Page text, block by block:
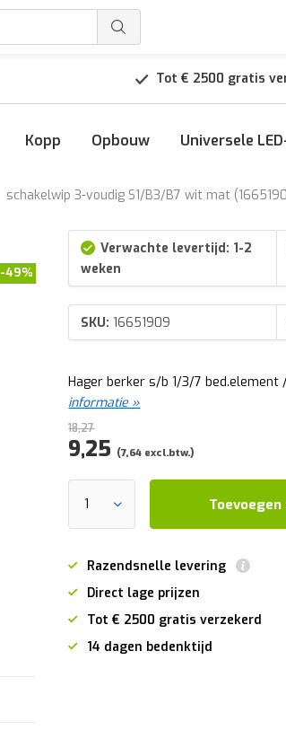
Tot € 2500 gratis
Kopp Opbouw Universele
schakelwip 3-voudig S1/B3/B7 wit mat
-49%
Verwachte levertijd: 1-2
weken
SKU: 16651909
Hager berker s/b 1/3/7 bed.element
informatie »
18,27
9,25 (7,64 excl.btw.)
Razendsnelle levering
Direct lage prijzen
Tot € 2500 gratis verzekerd
14 dagen bedenktijd